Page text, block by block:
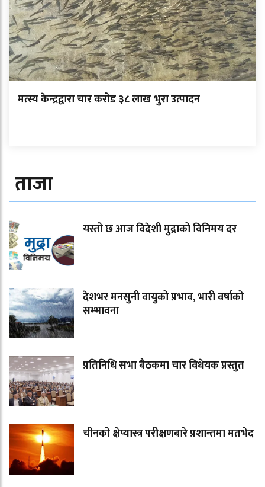
मत्स्य केन्द्रद्वारा चार करोड ३८ लाख भुरा उत्पादन
ताजा
यस्तो छ आज विदेशी मुद्राको विनिमय दर
देशभर मनसुनी वायुको प्रभाव, भारी वर्षाको
सम्भावना
प्रतिनिधि सभा बैठकमा चार विधेयक प्रस्तुत
चीनको क्षेप्यास्त्र परीक्षणबारे प्रशान्तमा मतभेद